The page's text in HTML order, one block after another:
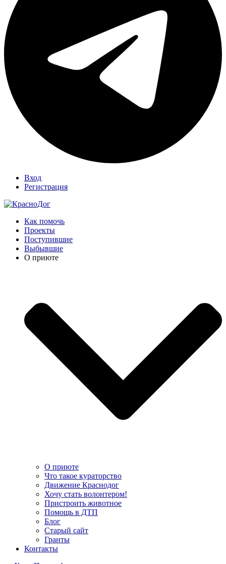
Вход
Регистрация
Как помочь
Проекты
Поступившие
Выбывшие
О приюте
О приюте
Что такое кураторство
Движение Краснодог
Хочу стать волонтером!
Пристроить животное
Помощь в ДТП
Блог
Старый сайт
Гранты
Контакты